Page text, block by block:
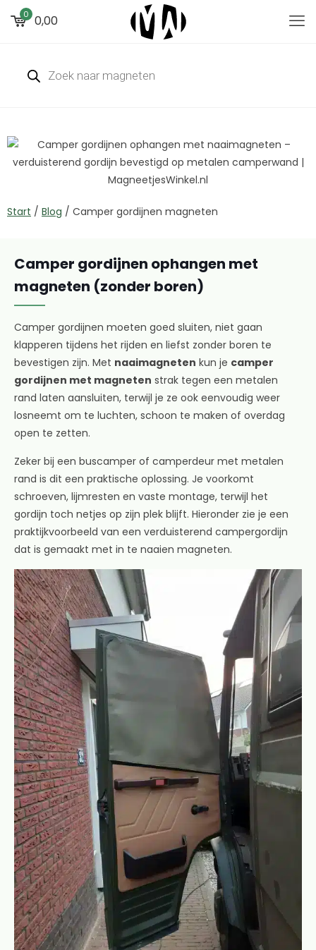
0 0,00
Start / Blog / Camper gordijnen magneten
Camper gordijnen ophangen met
magneten (zonder boren)
Camper gordijnen moeten goed sluiten, niet gaan
klapperen tijdens het rijden en liefst zonder boren te
bevestigen zijn. Met naaimagneten kun je camper
gordijnen met magneten strak tegen een metalen
rand laten aansluiten, terwijl je ze ook eenvoudig weer
losneemt om te luchten, schoon te maken of overdag
open te zetten.
Zeker bij een buscamper of camperdeur met metalen
rand is dit een praktische oplossing. Je voorkomt
schroeven, lijmresten en vaste montage, terwijl het
gordijn toch netjes op zijn plek blijft. Hieronder zie je een
praktijkvoorbeeld van een verduisterend campergordijn
dat is gemaakt met in te naaien magneten.